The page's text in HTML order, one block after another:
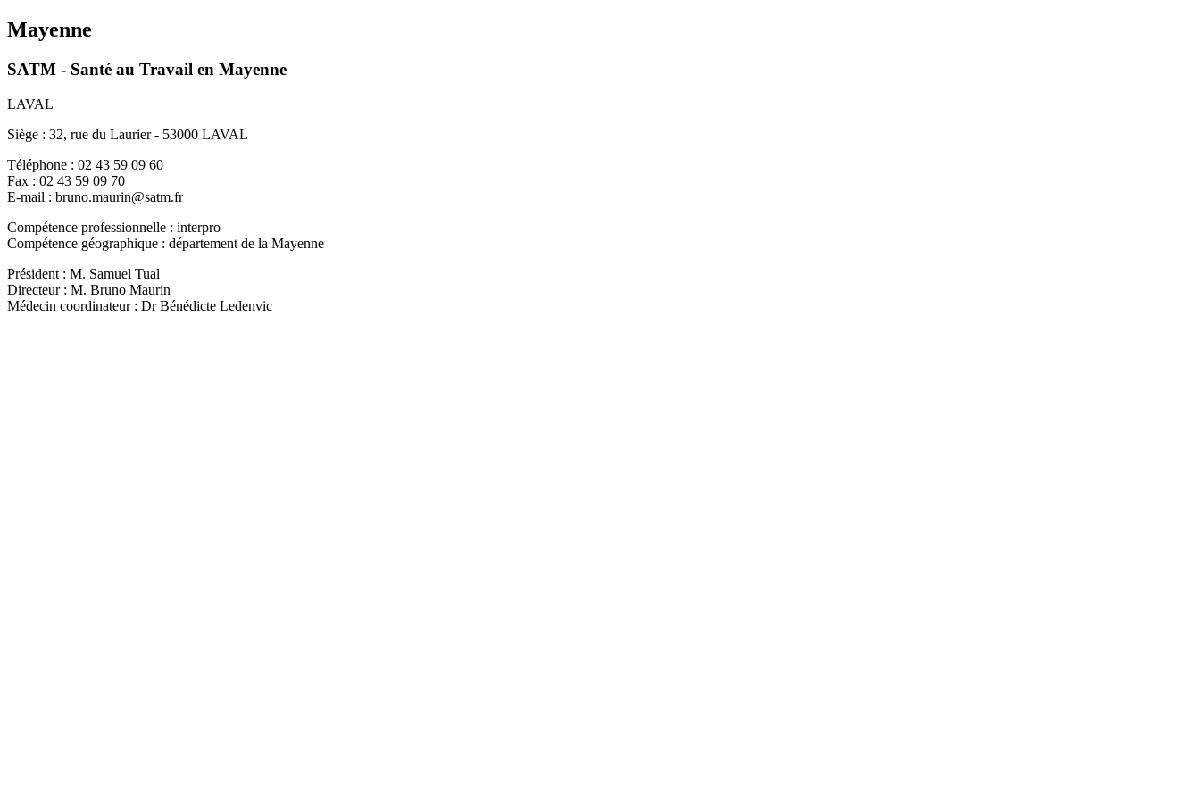
Mayenne
SATM - Santé au Travail en Mayenne
LAVAL
Siège : 32, rue du Laurier - 53000 LAVAL
Téléphone : 02 43 59 09 60
Fax : 02 43 59 09 70
E-mail : bruno.maurin@satm.fr
Compétence professionnelle : interpro
Compétence géographique : département de la Mayenne
Président : M. Samuel Tual
Directeur : M. Bruno Maurin
Médecin coordinateur : Dr Bénédicte Ledenvic